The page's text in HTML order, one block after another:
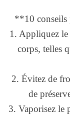
**10 conseils
1. Appliquez le
corps, telles
2. Évitez de
de
3. Vaporisez le